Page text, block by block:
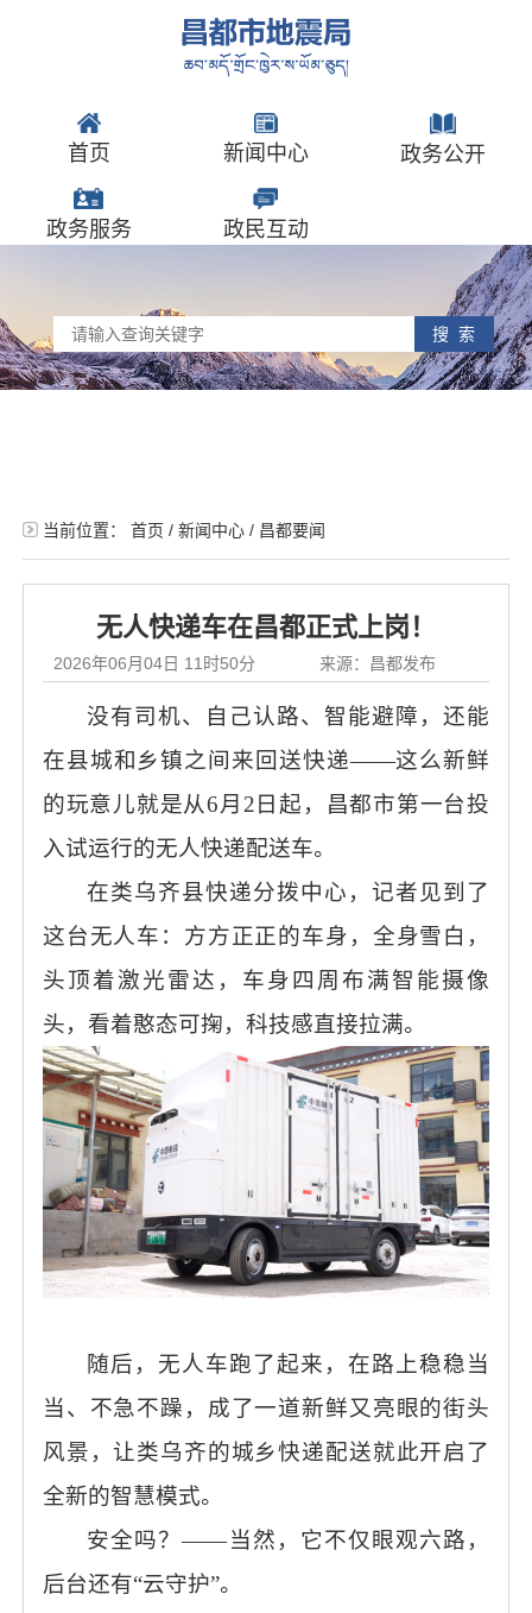
首页 新闻中心 政务公开
政务服务 政民互动
搜 索
当前位置： 首页 / 新闻中心/ 昌都要闻
无人快递车在昌都正式上岗！
2026年06月04日 11时50分 来源：昌都发布
没有司机、自己认路、智能避障，还能
在县城和乡镇之间来回送快递——这么新鲜
的玩意儿就是从6月2日起，昌都市第一台投
入试运行的无人快递配送车。
在类乌齐县快递分拨中心，记者见到了
这台无人车：方方正正的车身，全身雪白，
头顶着激光雷达，车身四周布满智能摄像
头，看着憨态可掬，科技感直接拉满。
随后，无人车跑了起来，在路上稳稳当
当、不急不躁，成了一道新鲜又亮眼的街头
风景，让类乌齐的城乡快递配送就此开启了
全新的智慧模式。
安全吗？——当然，它不仅眼观六路，
后台还有“云守护”。